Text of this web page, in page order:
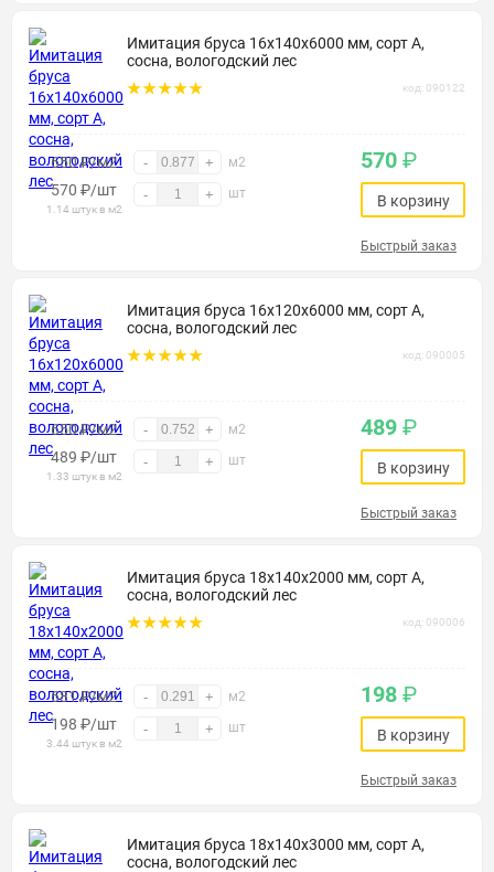
Имитация бруса 16х140х6000 мм, сорт А,
сосна, вологодский лес
код: 090122
650 ₽/м2 - + м2
570 ₽/шт
1.14 штук в м2
- + шт
570 ₽
В корзину
Быстрый заказ
Имитация бруса 16х120х6000 мм, сорт А,
сосна, вологодский лес
код: 090005
650 ₽/м2 - + м2
489 ₽/шт
1.33 штук в м2
- + шт
489 ₽
В корзину
Быстрый заказ
Имитация бруса 18х140х2000 мм, сорт А,
сосна, вологодский лес
код: 090006
681 ₽/м2 - + м2
198 ₽/шт
3.44 штук в м2
- + шт
198 ₽
В корзину
Быстрый заказ
Имитация бруса 18х140х3000 мм, сорт А,
сосна, вологодский лес